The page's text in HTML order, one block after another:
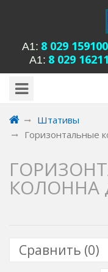
А1: 8 029
А1: 8 029
Время работы
20-00, сб с 13-00
Штативы
Горизонтальные
КОЛОННА
Сравнить (0)